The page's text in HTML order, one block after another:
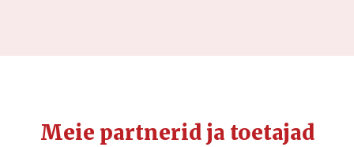
Meie partnerid ja toetajad